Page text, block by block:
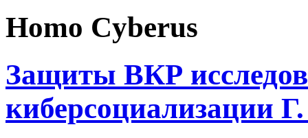
Homo Cyberus
Защиты ВКР
киберсоциализации